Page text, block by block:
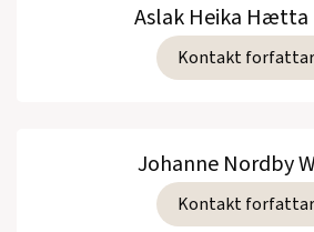
Aslak Heika Hætta
Kontakt
Johanne Nordby
Kontakt